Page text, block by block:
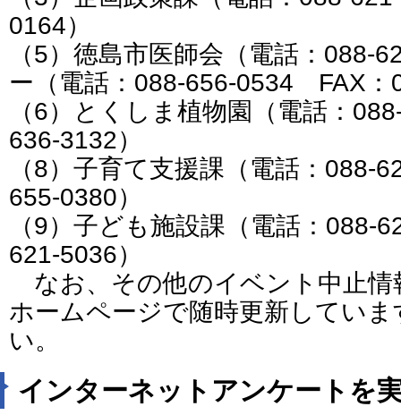
0164）
（5）徳島市医師会（電話：088-
ー（電話：088-656-0534 FAX：
（6）とくしま植物園（電話：
636-3132）
（8）子育て支援課（電話：
655-0380）
（9）子ども施設課（電話：
621-5036）
なお、その他のイベント中止情
ホームページで随時更新してい
い。
インターネットアンケートを